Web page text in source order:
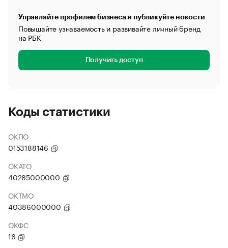
Управляйте профилем бизнеса и публикуйте новости
Повышайте узнаваемость и развивайте личный бренд
на РБК
Получить доступ
Коды статистики
ОКПО
0153188146
ОКАТО
40285000000
ОКТМО
40386000000
ОКФС
16